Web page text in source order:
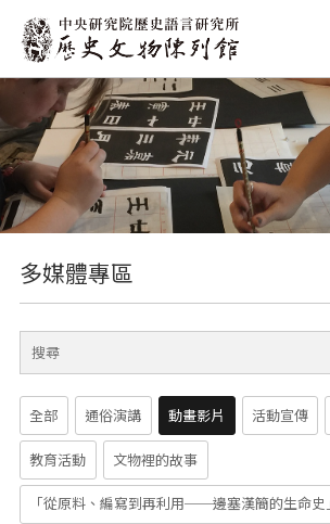
:::
多媒體專區
全部 通俗演講 動畫影片 活動宣傳
教育活動 文物裡的故事
「從原料、編寫到再利用──邊塞漢簡的生命史